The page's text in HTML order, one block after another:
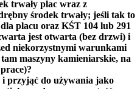
trwały plac wraz z
środek trwały; jeśli tak to
placu oraz KŚT 104 lub 291
jest otwarta (bez drzwi) i
niekorzystnymi warunkami
maszyny kamieniarskie, na
i przyjąć do używania jako